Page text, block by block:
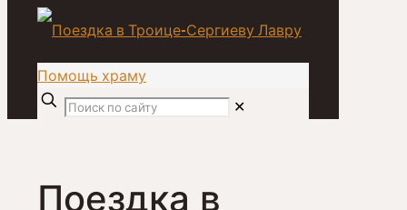
Помощь храму
✕
Поездка в